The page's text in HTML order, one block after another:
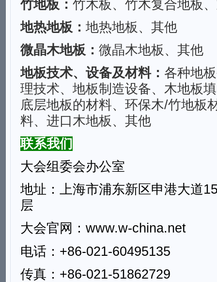
竹地板： 竹木板、竹木复合地板
地热地板： 地热地板、其他
微晶木地板： 微晶木地板、其他
地板技术、设备及材料： 各种地
理技术、地板制造设备、木地板
底层地板的材料、环保木/竹地板
料、进口木地板、其他
联系我们
大会组委会办公室
地址：上海市浦东新区申港大道
层
大会官网：www.w-china.net
电话： +86-021-60495135
传真：+86-021-51862729